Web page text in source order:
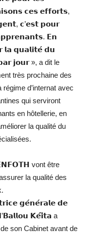
𝗰𝗲𝘀 𝗲𝗳𝗳𝗼𝗿𝘁𝘀,
𝗰’𝗲𝘀𝘁 𝗽𝗼𝘂𝗿
𝗘𝗻
𝗾𝘂𝗮𝗹𝗶𝘁𝗲́ 𝗱𝘂
𝗷𝗼𝘂𝗿 », a dit le
très prochaine des
d’internat avec
qui serviront
en hôtellerie, en
la qualité du
vont être
la qualité des
𝗴𝗲́𝗻𝗲́𝗿𝗮𝗹𝗲 𝗱𝗲
𝗞𝗲́𝗶̈𝘁𝗮 a
son Cabinet avant de